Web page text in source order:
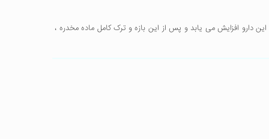
دارو افزایش می یابد و پس از این بازه و ترک کامل ماده مخدره ،